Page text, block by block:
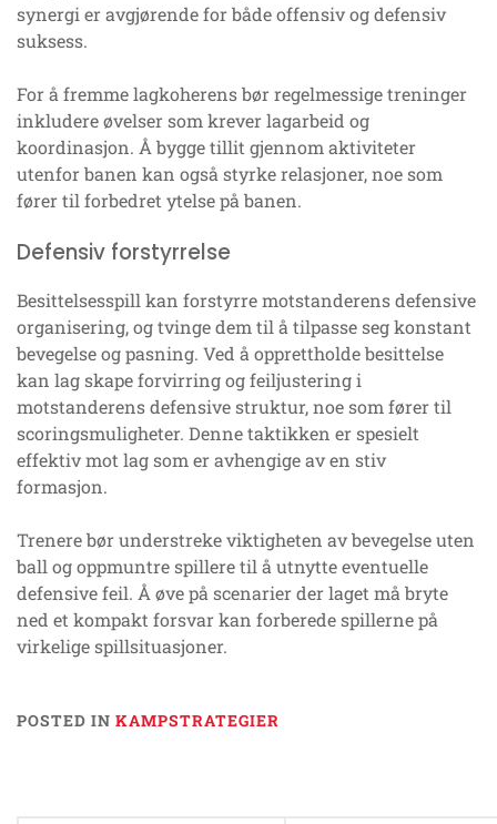
synergi er avgjørende for både offensiv og defensiv
suksess.
For å fremme lagkoherens bør regelmessige treninger
inkludere øvelser som krever lagarbeid og
koordinasjon. Å bygge tillit gjennom aktiviteter
utenfor banen kan også styrke relasjoner, noe som
fører til forbedret ytelse på banen.
Defensiv forstyrrelse
Besittelsesspill kan forstyrre motstanderens defensive
organisering, og tvinge dem til å tilpasse seg konstant
bevegelse og pasning. Ved å opprettholde besittelse
kan lag skape forvirring og feiljustering i
motstanderens defensive struktur, noe som fører til
scoringsmuligheter. Denne taktikken er spesielt
effektiv mot lag som er avhengige av en stiv
formasjon.
Trenere bør understreke viktigheten av bevegelse uten
ball og oppmuntre spillere til å utnytte eventuelle
defensive feil. Å øve på scenarier der laget må bryte
ned et kompakt forsvar kan forberede spillerne på
virkelige spillsituasjoner.
POSTED IN KAMPSTRATEGIER